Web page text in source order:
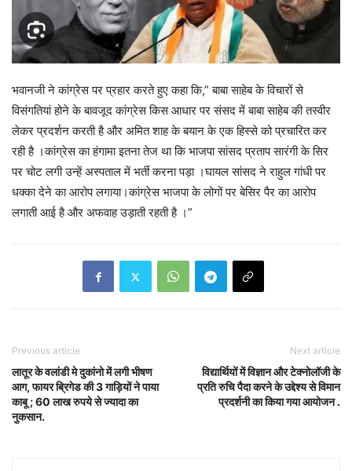
भवानजी ने कांग्रेस पर प्रहार करते हुए कहा कि,” बाबा साहेब के विचारों से
विसंगतियां होने के बावजूद कांग्रेस किस आधार पर संसद में बाबा साहेब की तस्वीर
लेकर प्रदर्शन करती है और अमित शाह के बयान के एक हिस्से को प्रचारित कर
रही है ।कांग्रेस का हंगामा इतना तेज था कि भाजपा सांसद प्रताप सारंगी के सिर
पर चोट लगी उन्हें अस्पताल में भर्ती करना पड़ा ।घायल सांसद ने राहुल गांधी पर
धक्का देने का आरोप लगाया।कांग्रेस भाजपा के लोगों पर बेसिर पैर का आरोप
लगाती आई है और अफवाह उड़ाती रहती है ।”
Previous article
लातूर के वलांडी मे दुकांनो में लगी भीषण
आग, फायर ब्रिगेड की 3 गाड़ियों ने पाया
काबू ; 60 लाख रुपये से ज्यादा का
नुकसान.
Next article
विद्यार्थियों में विज्ञान और टेक्नोलॉजी के
प्रति रुचि पैदा करने के उद्देश्य से विमान
प्रदर्शनी का किया गया आयोजन .